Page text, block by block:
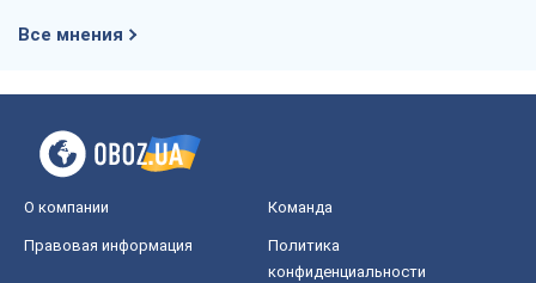
Все мнения
О компании Команда
Правовая информация
Политика
конфиденциальности